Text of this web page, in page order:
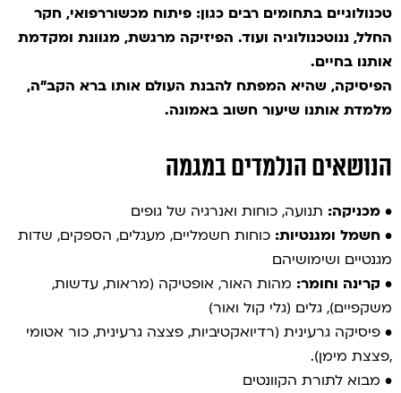
טכנולוגיים בתחומים רבים כגון: פיתוח מכשוררפואי, חקר
החלל, ננוטכנולוגיה ועוד. הפיזיקה מרגשת, מגוונת ומקדמת
אותנו בחיים.
הפיסיקה, שהיא המפתח להבנת העולם אותו ברא הקב"ה,
מלמדת אותנו שיעור חשוב באמונה.
הנושאים הנלמדים במגמה
• מכניקה: תנועה, כוחות ואנרגיה של גופים
• חשמל ומגנטיות: כוחות חשמליים, מעגלים, הספקים, שדות
מגנטיים ושימושיהם
• קרינה וחומר: מהות האור, אופטיקה (מראות, עדשות,
משקפיים), גלים (גלי קול ואור)
• פיסיקה גרעינית (רדיואקטיביות, פצצה גרעינית, כור אטומי
,פצצת מימן).
• מבוא לתורת הקוונטים